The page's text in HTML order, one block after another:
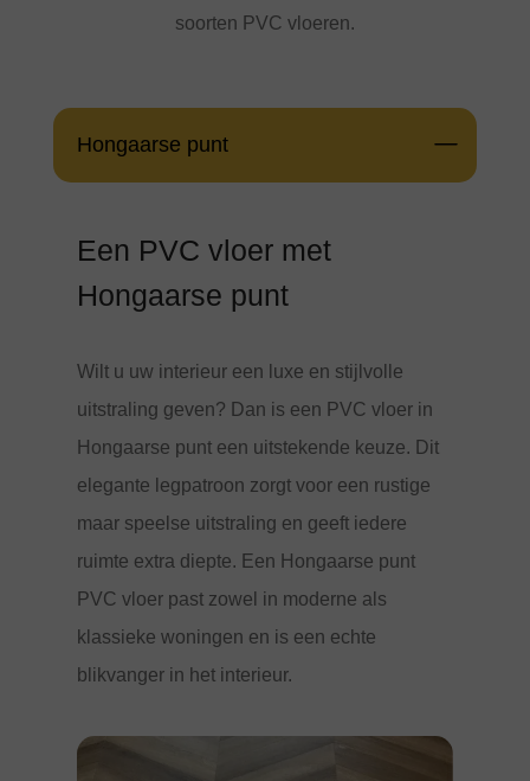
soorten PVC vloeren.
Hongaarse punt
Een PVC vloer met
Hongaarse punt
Wilt u uw interieur een luxe en stijlvolle
uitstraling geven? Dan is een PVC vloer in
Hongaarse punt een uitstekende keuze. Dit
elegante legpatroon zorgt voor een rustige
maar speelse uitstraling en geeft iedere
ruimte extra diepte. Een Hongaarse punt
PVC vloer past zowel in moderne als
klassieke woningen en is een echte
blikvanger in het interieur.